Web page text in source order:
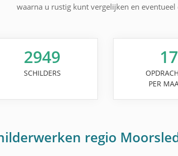
waarna u rustig kunt vergelijken en eventueel
2949
SCHILDERS
17
PER
regio